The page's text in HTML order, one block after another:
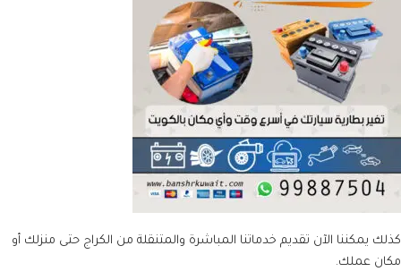
كذلك يمكننا الآن تقديم خدماتنا المباشرة والمتنقلة من الكراج حتى منزلك أو
مكان عملك.